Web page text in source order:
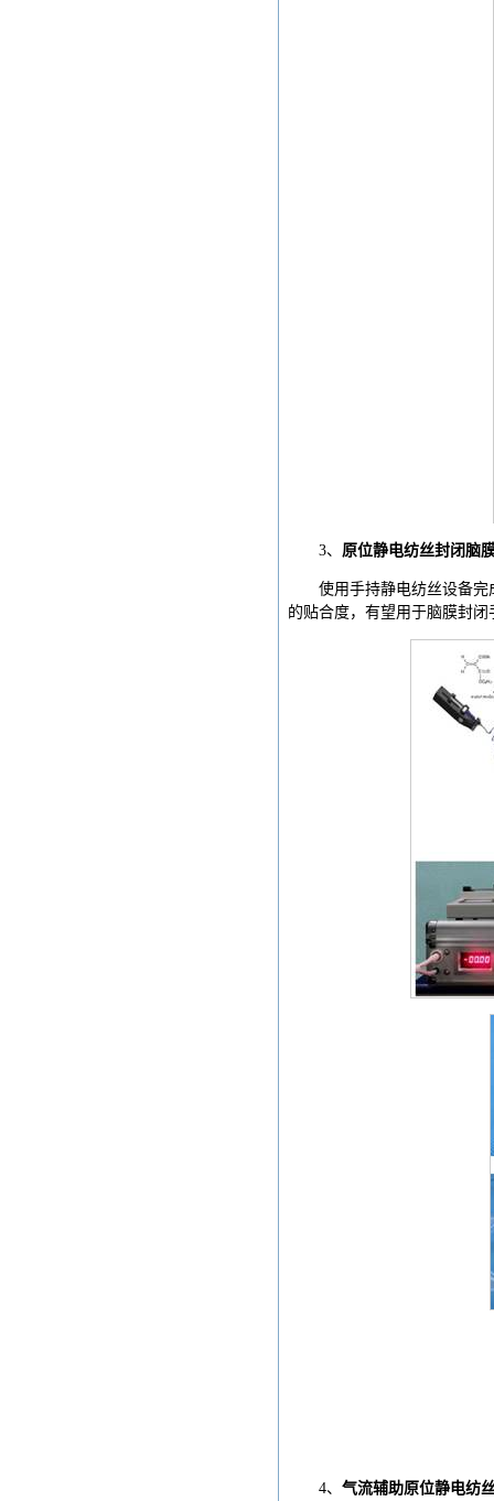
3、 原位静电纺丝封闭脑
使用手持静电纺丝设备
的贴合度，有望用于脑膜封闭
4、 气流辅助原位静电纺